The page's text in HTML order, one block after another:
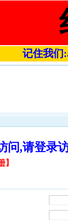
记住我们
问,请登
】